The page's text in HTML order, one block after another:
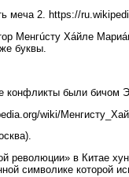
меча 2. https://
Менгúсту Хáйле
буквы.
были бичом
wiki/
революции» в Китае
символике которой